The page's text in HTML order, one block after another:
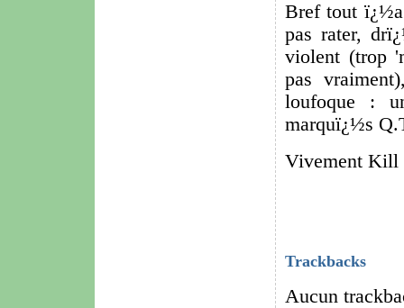
Bref tout
pas rater,
violent (trop
pas
loufoque :
marquï¿½s
Vivement
Trackbacks
Aucun